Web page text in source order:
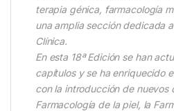
terapia génica, farmacología
una amplia sección dedicada
Clínica.
En esta 18ª Edición se han
capítulos y se ha enriquecido
con la introducción de nuevos
Farmacología de la piel, la